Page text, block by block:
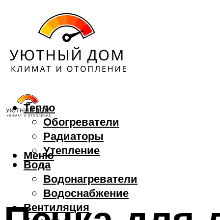
Тепло
Обогреватели
Радиаторы
Утепление
Вода
Водонагреватели
Водоснабжение
Вентиляция
Меню